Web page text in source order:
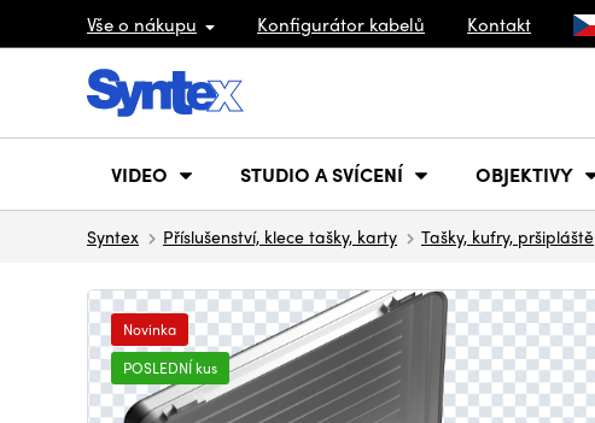
Vše o nákupu Konfigurátor kabelů Kontakt
VIDEO STUDIO A SVÍCENÍ OBJEKTIVY
Syntex Příslušenství, klece tašky, karty Tašky, kufry, pršipláště
Novinka
POSLEDNÍ kus